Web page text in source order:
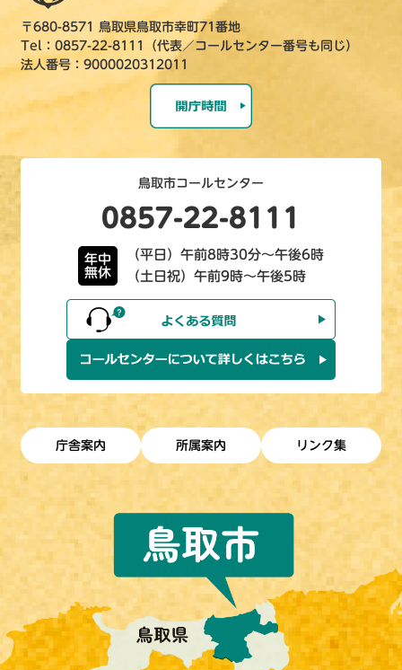
〒680-8571 鳥取県鳥取市幸町71番地
Tel：0857-22-8111（代表／コールセンター番号も同じ）
法人番号：9000020312011
鳥取市コールセンター
0857-22-8111
年中
無休
（平日）午前8時30分～午後6時
（土日祝）午前9時～午後5時
庁舎案内 所属案内 リンク集